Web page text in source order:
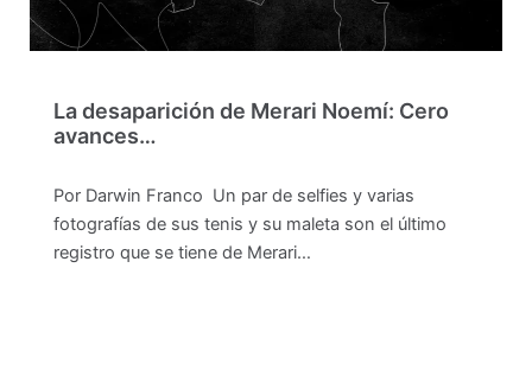
La desaparición de Merari Noemí: Cero
avances…
Por Darwin Franco Un par de selfies y varias
fotografías de sus tenis y su maleta son el último
registro que se tiene de Merari…